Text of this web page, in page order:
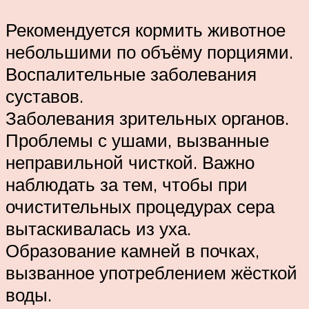
Рекомендуется кормить животное
небольшими по объёму порциями.
Воспалительные заболевания
суставов.
Заболевания зрительных органов.
Проблемы с ушами, вызванные
неправильной чисткой. Важно
наблюдать за тем, чтобы при
очистительных процедурах сера
вытаскивалась из уха.
Образование камней в почках,
вызванное употреблением жёсткой
воды.